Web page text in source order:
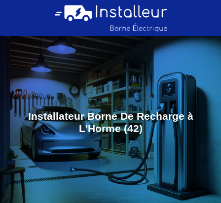
Installateur Borne De Recharge à
L'Horme (42)